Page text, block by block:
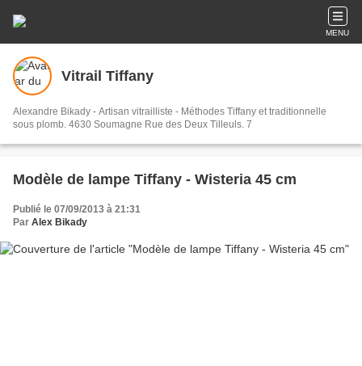
MENU
Vitrail Tiffany
Alexandre Bikady - Artisan vitrailliste - Méthodes Tiffany et traditionnelle
sous plomb. 4630 Soumagne Rue des Deux Tilleuls. 7
Modèle de lampe Tiffany - Wisteria 45 cm
Publié le 07/09/2013 à 21:31
Par Alex Bikady